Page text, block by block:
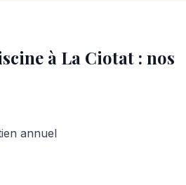
à La Ciotat : nos
annuel